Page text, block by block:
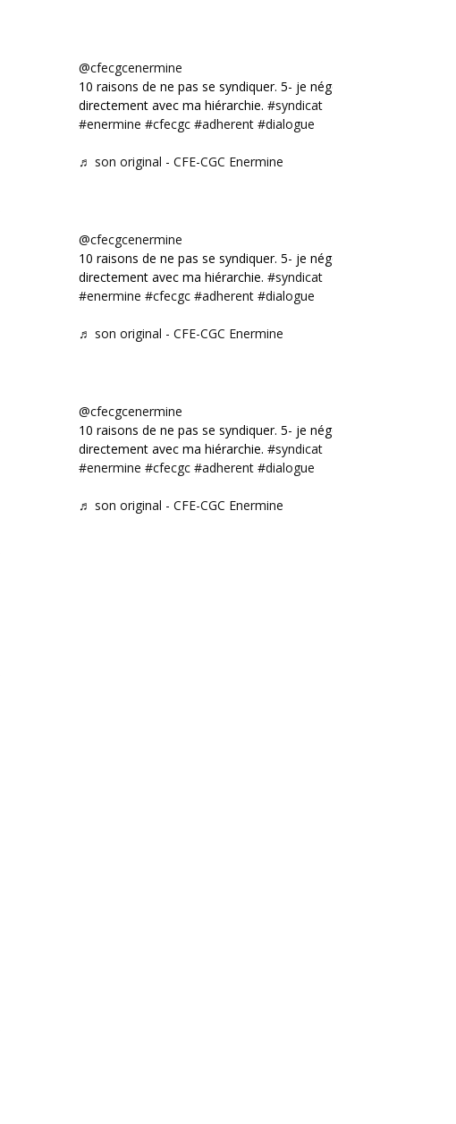
@cfecgcenermine
10 raisons de ne pas se syndiquer. 5- je négocie
directement avec ma hiérarchie. #syndicat
#enermine #cfecgc #adherent #dialogue
♬ son original - CFE-CGC Enermine
@cfecgcenermine
10 raisons de ne pas se syndiquer. 5- je négocie
directement avec ma hiérarchie. #syndicat
#enermine #cfecgc #adherent #dialogue
♬ son original - CFE-CGC Enermine
@cfecgcenermine
10 raisons de ne pas se syndiquer. 5- je négocie
directement avec ma hiérarchie. #syndicat
#enermine #cfecgc #adherent #dialogue
♬ son original - CFE-CGC Enermine